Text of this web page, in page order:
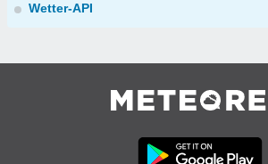
Wetter-API